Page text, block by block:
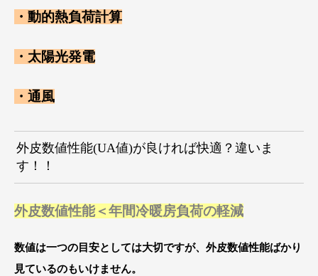
・動的熱負荷計算
・太陽光発電
・通風
外皮数値性能(UA値)が良ければ快適？違いま
す！！
外皮数値性能＜年間冷暖房負荷の軽減
数値は一つの目安としては大切ですが、外皮数値性能ばかり
見ているのもいけません。